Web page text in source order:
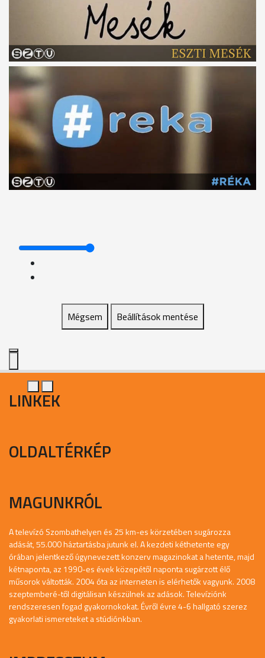
Mégsem Beállítások mentése
LINKEK
OLDALTÉRKÉP
MAGUNKRÓL
A televízó Szombathelyen és 25 km-es körzetében sugározza
adását, 55.000 háztartásba jutunk el. A kezdeti kéthetente egy
órában jelentkező úgynevezett konzerv magazinokat a hetente, majd
kétnaponta, az 1990-es évek közepétől naponta sugárzott élő
műsorok váltották. 2004 óta az interneten is elérhetők vagyunk. 2008
szeptemberé-től digitálisan készülnek az adások. Televíziónk
rendszeresen fogad gyakornokokat. Évről évre 4-6 hallgató szerez
gyakorlati ismereteket a stúdiónkban.